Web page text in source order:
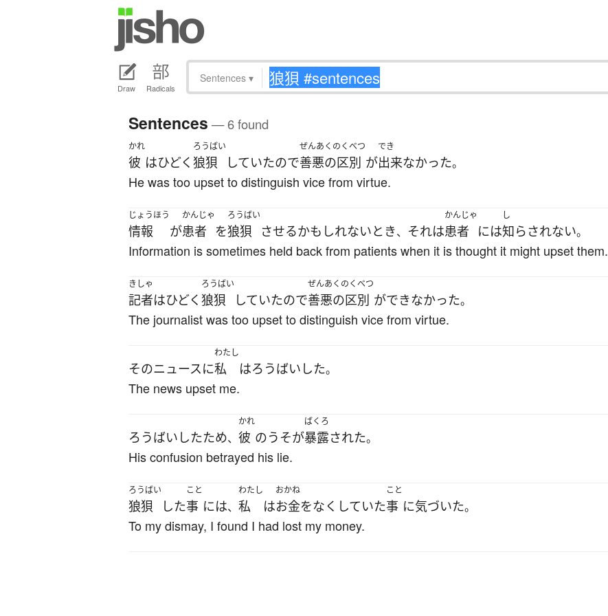
Draw Radicals
Sentences ▾
Sentences — 6 found
かれ
彼 はひどく
ろうばい
狼狽 していたので
ぜんあくのくべつ
善悪の区別 が
でき
出来なかった。
He was too upset to distinguish vice from virtue.
じょうほう
情報 が
かんじゃ
患者 を
ろうばい
狼狽 させるかもしれないとき、 それは
かんじゃ
患者 には
し
知らされない。
Information is sometimes held back from patients when it is thought it might upset them.
きしゃ
記者はひどく
ろうばい
狼狽 していたので
ぜんあくのくべつ
善悪の区別 ができなかった。
The journalist was too upset to distinguish vice from virtue.
そのニュースに
わたし
私 はろうばい した。
The news upset me.
ろうばい したため、
かれ
彼 のうそが
ばくろ
暴露された。
His confusion betrayed his lie.
ろうばい
狼狽 した
こと
事 には、
わたし
私 は
おかね
お金をなくしていた
こと
事 に気づいた。
To my dismay, I found I had lost my money.